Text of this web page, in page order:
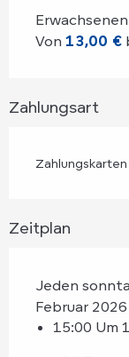
Von 13,00 €
Zahlungsart
Zahlungskarten
Zeitplan
Jeden
Februar 2026
15:00 Um